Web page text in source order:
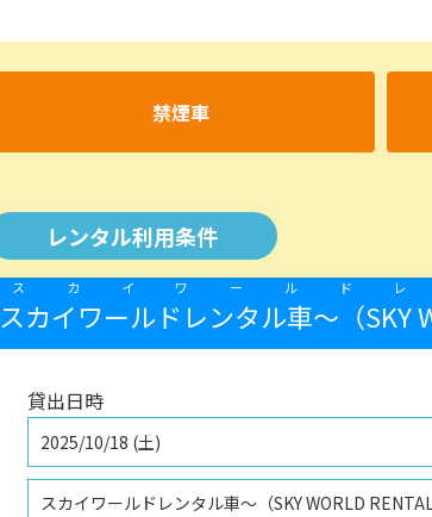
禁煙車
レンタル利用条件
スカイワールドレンタル車〜（SKY
スカイワールドレ
貸出日時
2025/10/18 (土)
スカイワールドレンタル車〜（SKY WORLD